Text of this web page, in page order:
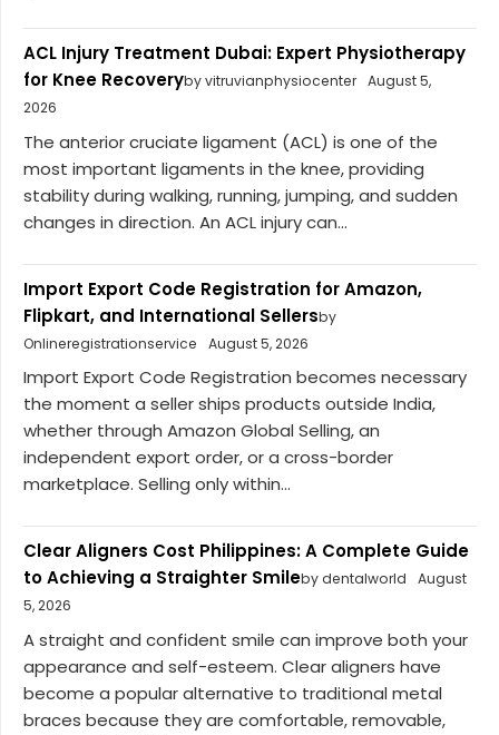
ACL Injury Treatment Dubai: Expert Physiotherapy
for Knee Recoveryby vitruvianphysiocenter August 5,
2026
The anterior cruciate ligament (ACL) is one of the
most important ligaments in the knee, providing
stability during walking, running, jumping, and sudden
changes in direction. An ACL injury can...
Import Export Code Registration for Amazon,
Flipkart, and International Sellersby
Onlineregistrationservice
August 5, 2026
Import Export Code Registration becomes necessary
the moment a seller ships products outside India,
whether through Amazon Global Selling, an
independent export order, or a cross-border
marketplace. Selling only within...
Clear Aligners Cost Philippines: A Complete Guide
to Achieving a Straighter Smileby dentalworld
August
5, 2026
A straight and confident smile can improve both your
appearance and self-esteem. Clear aligners have
become a popular alternative to traditional metal
braces because they are comfortable, removable,